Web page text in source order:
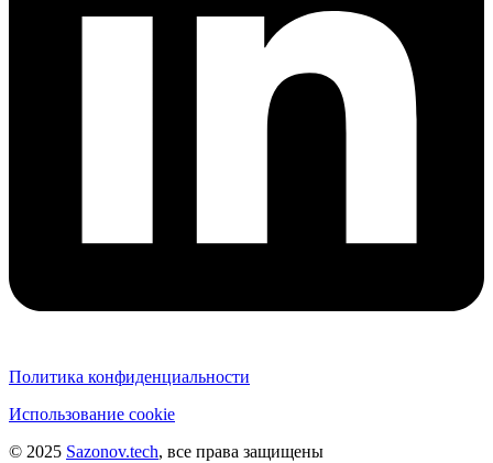
Политика конфиденциальности
Использование cookie
© 2025 Sazonov.tech, все права защищены